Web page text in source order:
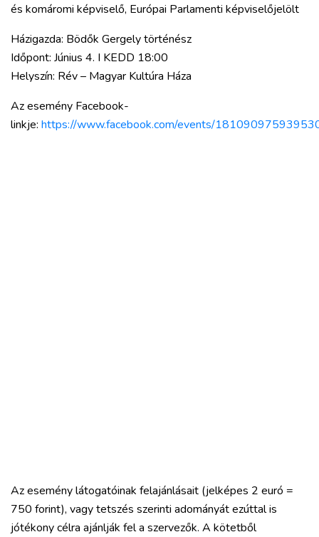
és komáromi képviselő, Európai Parlamenti képviselőjelölt
Házigazda: Bödők Gergely történész
Időpont: Június 4. I KEDD 18:00
Helyszín: Rév – Magyar Kultúra Háza
Az esemény Facebook-
linkje: https://www.facebook.com/events/
Az esemény látogatóinak felajánlásait (jelképes 2 euró =
750 forint), vagy tetszés szerinti adományát ezúttal is
jótékony célra ajánlják fel a szervezők. A kötetből